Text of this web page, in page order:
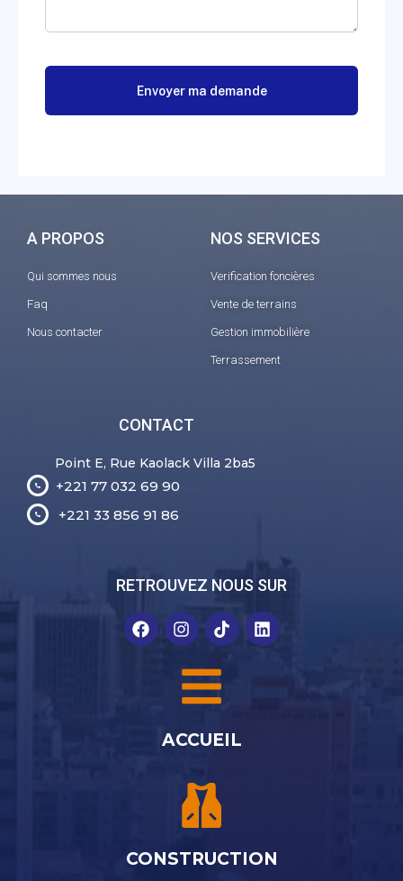
A PROPOS
Qui sommes nous
Faq
Nous contacter
NOS SERVICES
Verification foncières
Vente de terrains
Gestion immobilière
Terrassement
CONTACT
Point E, Rue Kaolack Villa 2ba5
+221 77 032 69 90
+221 33 856 91 86
RETROUVEZ NOUS SUR
ACCUEIL
CONSTRUCTION